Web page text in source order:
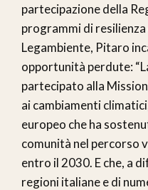
partecipazione della
programmi di
Legambiente, Pitaro
opportunità perdute:
partecipato alla
ai cambiamenti
europeo che ha
comunità nel percorso
entro il 2030. E che, a
regioni italiane e di